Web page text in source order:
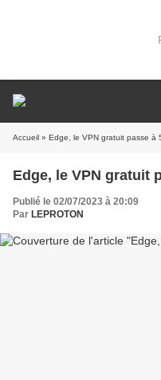
Accueil » Edge, le VPN gratuit passe à
Edge, le VPN gratuit
Publié le 02/07/2023 à 20:09
Par LEPROTON